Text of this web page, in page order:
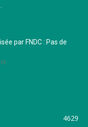
par FNDC : Pas de
4629